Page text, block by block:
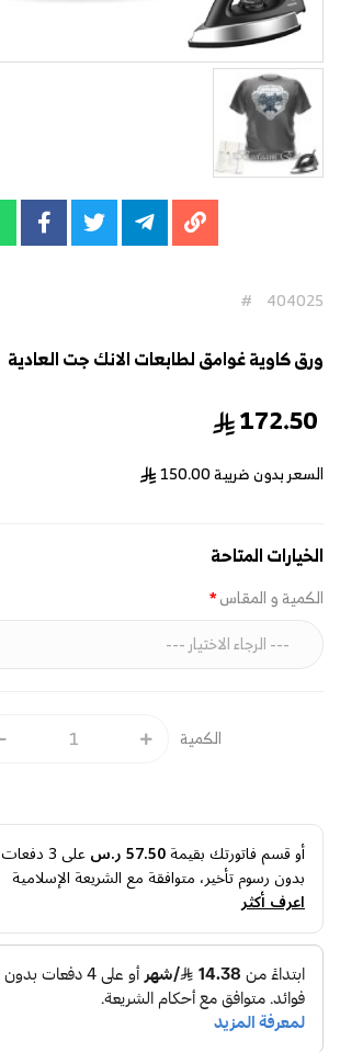
404025
#
ورق كاوية غوامق لطابعات الانك جت العادية
172.50
السعر بدون ضريبة150.00
الخيارات المتاحة
الكمية و المقاس
الكمية
أو قسم فاتورتك بقيمة57.50 ر.س على3دفعات
بدون رسوم تأخير، متوافقة مع الشريعة الإسلامية
اعرف أكثر